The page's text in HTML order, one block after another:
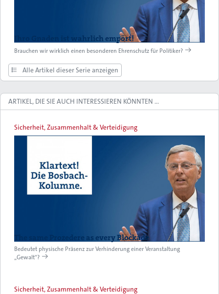
Ihro Gnaden ist wahrlich empört!
Brauchen wir wirklich einen besonderen Ehrenschutz für Politiker?
Alle Artikel dieser Serie anzeigen
ARTIKEL, DIE SIE AUCH INTERESSIEREN KÖNNTEN …
Sicherheit, Zusammenhalt & Verteidigung
The same Prozedere as every Blockade
Bedeutet physische Präsenz zur Verhinderung einer Veranstaltung
„Gewalt“?
Sicherheit, Zusammenhalt & Verteidigung